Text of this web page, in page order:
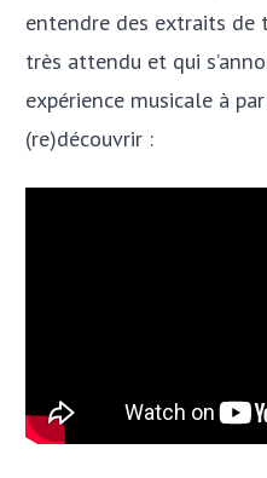
entendre des extraits de
très attendu et qui
expérience musicale à
(re)découvrir :